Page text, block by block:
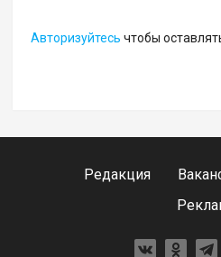
Авторизуйтесь чтобы
Редакция